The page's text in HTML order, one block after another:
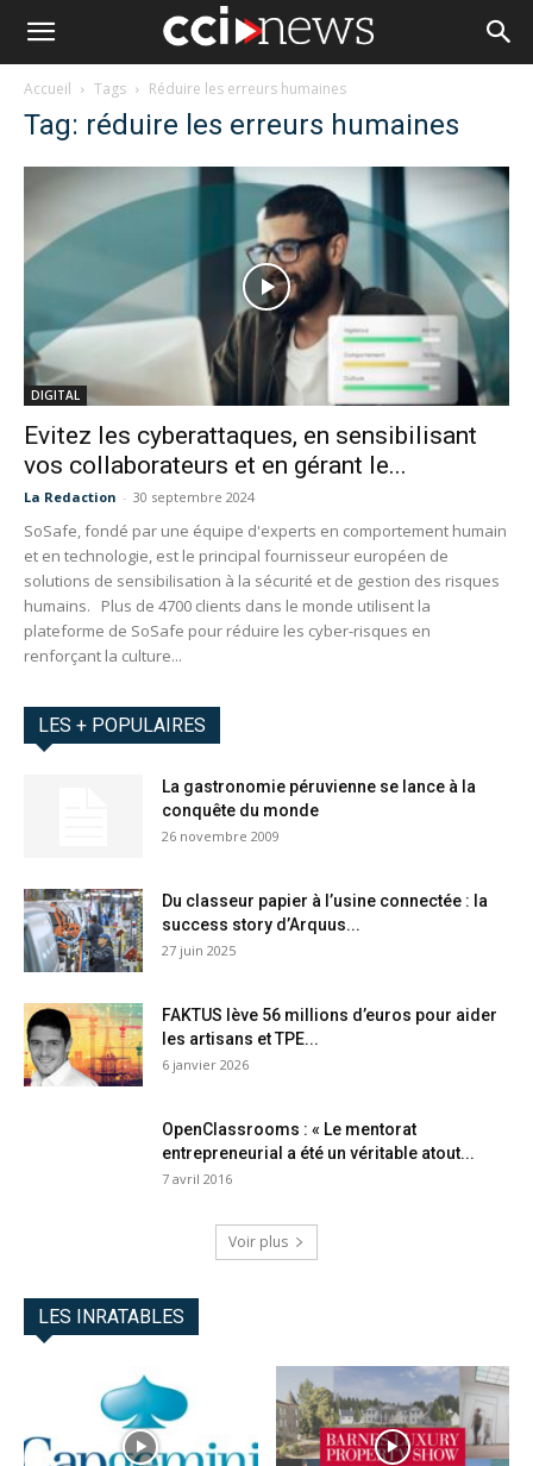
Accueil Tags Réduire les erreurs humaines
Tag: réduire les erreurs humaines
DIGITAL
Evitez les cyberattaques, en sensibilisant
vos collaborateurs et en gérant le...
La Redaction - 30 septembre 2024
SoSafe, fondé par une équipe d'experts en comportement humain
et en technologie, est le principal fournisseur européen de
solutions de sensibilisation à la sécurité et de gestion des risques
humains. Plus de 4700 clients dans le monde utilisent la
plateforme de SoSafe pour réduire les cyber-risques en
renforçant la culture...
LES + POPULAIRES
La gastronomie péruvienne se lance à la
conquête du monde
26 novembre 2009
Du classeur papier à l’usine connectée : la
success story d’Arquus...
27 juin 2025
FAKTUS lève 56 millions d’euros pour aider
les artisans et TPE...
6 janvier 2026
OpenClassrooms : « Le mentorat
entrepreneurial a été un véritable atout...
7 avril 2016
Voir plus
LES INRATABLES